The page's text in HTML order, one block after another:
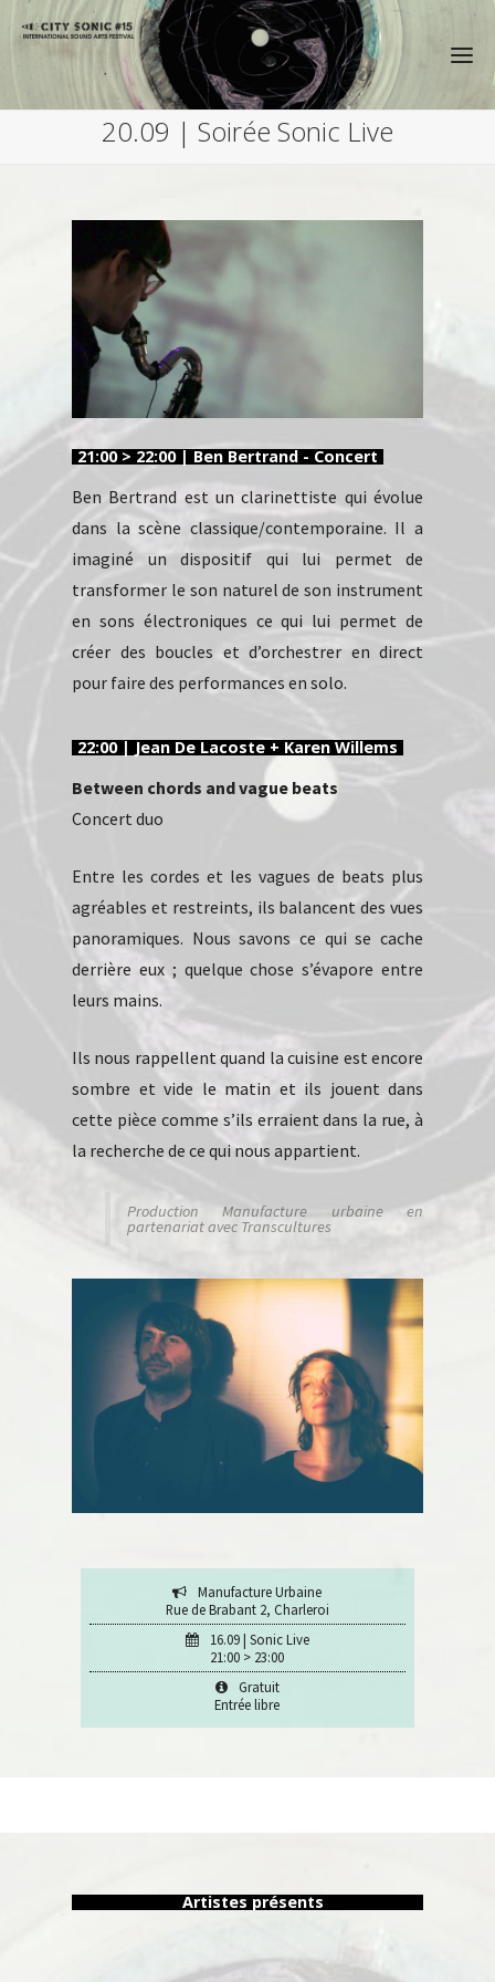
20.09 | Soirée Sonic Live
21:00 > 22:00 | Ben Bertrand - Concert
Ben Bertrand est un clarinettiste qui évolue
dans la scène classique/contemporaine. Il a
imaginé un dispositif qui lui permet de
transformer le son naturel de son instrument
en sons électroniques ce qui lui permet de
créer des boucles et d’orchestrer en direct
pour faire des performances en solo.
22:00 | Jean De Lacoste + Karen Willems
Between chords and vague beats
Concert duo
Entre les cordes et les vagues de beats plus
agréables et restreints, ils balancent des vues
panoramiques. Nous savons ce qui se cache
derrière eux ; quelque chose s’évapore entre
leurs mains.
Ils nous rappellent quand la cuisine est encore
sombre et vide le matin et ils jouent dans
cette pièce comme s’ils erraient dans la rue, à
la recherche de ce qui nous appartient.
Production Manufacture urbaine en
partenariat avec Transcultures
Manufacture Urbaine
Rue de Brabant 2, Charleroi
16.09 | Sonic Live
21:00 > 23:00
Gratuit
Entrée libre
Artistes présents